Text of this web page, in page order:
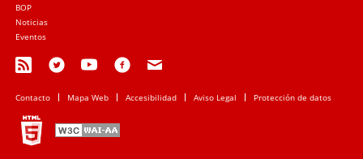
BOP
Noticias
Eventos
Contacto Mapa Web Accesibilidad Aviso Legal Protección de datos